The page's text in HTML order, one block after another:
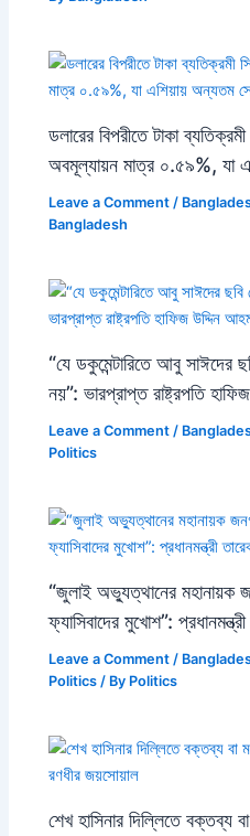
ডলারের বিপরীতে টাকা
অবমূল্যায়ন মাত্র ০.৫৯%, যা
Leave a Comment /
Bangladesh
“যে ডকুমেন্টারিতে আবু সাঈদের
নয়”: ভারপ্রাপ্ত রাষ্ট্রপতি
Leave a Comment /
Politics
“জুলাই অভ্যুত্থানের মহানায়ক
ফ্যাসিবাদের মুখোশ”:
Leave a Comment /
Politics / By Politics
শেখ হাসিনার দিল্লিতে বক্তব্য